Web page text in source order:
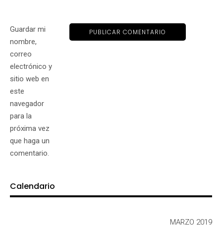
Guardar mi
nombre,
correo
electrónico y
sitio web en
este
navegador
para la
próxima vez
que haga un
comentario.
Calendario
MARZO 2019